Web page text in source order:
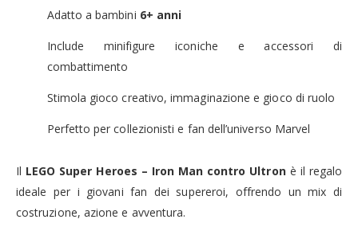
Adatto a bambini 6+ anni
Include minifigure iconiche e accessori di
combattimento
Stimola gioco creativo, immaginazione e gioco di ruolo
Perfetto per collezionisti e fan dell’universo Marvel
Il LEGO Super Heroes – Iron Man contro Ultronè il regalo
ideale per i giovani fan dei supereroi, offrendo un mix di
costruzione, azione e avventura.